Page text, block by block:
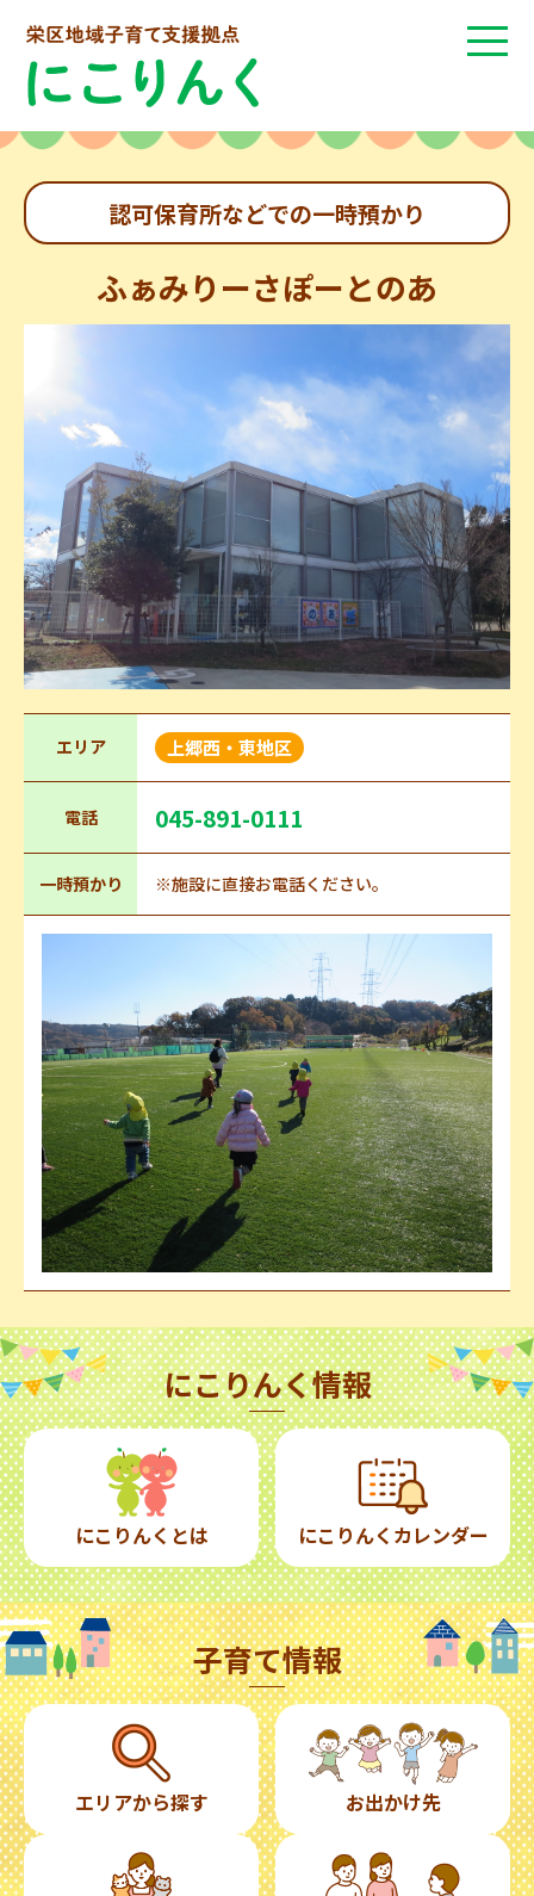
認可保育所などでの一時預かり
ふぁみりーさぽーとのあ
エリア 上郷西・東地区
電話 045-891-0111
一時預かり ※施設に直接お電話ください。
にこりんく情報
にこりんくとは にこりんくカレンダー
子育て情報
エリアから探す お出かけ先